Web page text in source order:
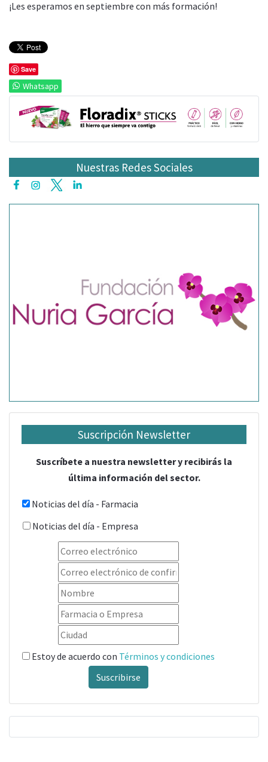
¡Les esperamos en septiembre con más formación!
Save
Whatsapp
Nuestras Redes Sociales
Suscripción Newsletter
Suscríbete a nuestra newsletter y recibirás la
última información del sector.
Noticias del día - Farmacia
Noticias del día - Empresa
Estoy de acuerdo con Términos y condiciones
Suscribirse